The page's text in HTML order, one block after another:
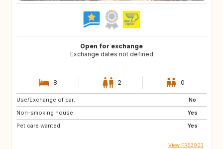
Open for exchange
Exchange dates not defined
8 2 0
Use/Exchange of car:
No
Non-smoking house:
Yes
Pet care wanted:
Yes
View FR53903